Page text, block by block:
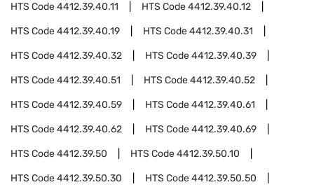
HTS Code4412.39.40.11 HTS Code4412.39.40.12
HTS Code4412.39.40.19 HTS Code4412.39.40.31
HTS Code4412.39.40.32 HTS Code4412.39.40.39
HTS Code4412.39.40.51 HTS Code4412.39.40.52
HTS Code4412.39.40.59 HTS Code4412.39.40.61
HTS Code4412.39.40.62 HTS Code4412.39.40.69
HTS Code4412.39.50 HTS Code4412.39.50.10
HTS Code4412.39.50.30 HTS Code4412.39.50.50